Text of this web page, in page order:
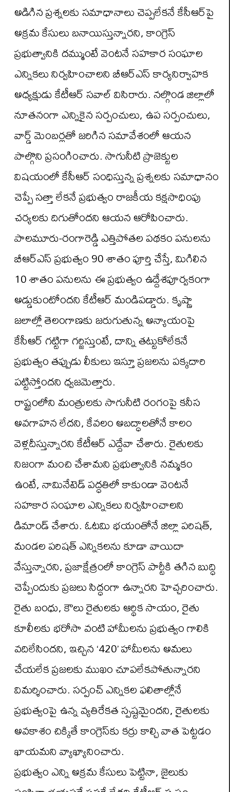
అడిగిన ప్రశ్నలకు సమాధానాలు చెప్పలేకనే కేసీఆర్‌పై
అక్రమ కేసులు బనాయిస్తున్నారని, కాంగ్రెస్
ప్రభుత్వానికి దమ్ముంటే వెంటనే సహకార సంఘాల
ఎన్నికలు నిర్వహించాలని బీఆర్ఎస్ కార్యనిర్వాహక
అధ్యక్షుడు కేటీఆర్ సవాల్ విసిరారు. నల్గొండ జిల్లాలో
నూతనంగా ఎన్నికైన సర్పంచులు, ఉప సర్పంచులు,
వార్డ్ మెంబర్లతో జరిగిన సమావేశంలో ఆయన
పాల్గొని ప్రసంగించారు. సాగునీటి ప్రాజెక్టుల
విషయంలో కేసీఆర్ సంధిస్తున్న ప్రశ్నలకు సమాధానం
చెప్పే సత్తా లేకనే ప్రభుత్వం రాజకీయ కక్షసాధింపు
చర్యలకు దిగుతోందని ఆయన ఆరోపించారు.
పాలమూరు-రంగారెడ్డి ఎత్తిపోతల పథకం పనులను
బీఆర్ఎస్ ప్రభుత్వం 90 శాతం పూర్తి చేస్తే, మిగిలిన
10 శాతం పనులను ఈ ప్రభుత్వం ఉద్దేశపూర్వకంగా
అడ్డుకుంటోందని కేటీఆర్ మండిపడ్డారు. కృష్ణా
జలాల్లో తెలంగాణకు జరుగుతున్న అన్యాయంపై
కేసీఆర్ గట్టిగా గర్జిస్తుంటే, దాన్ని తట్టుకోలేకనే
ప్రభుత్వం తప్పుడు లీకులు ఇస్తూ ప్రజలను పక్కదారి
పట్టిస్తోందని ధ్వజమెత్తారు.
రాష్ట్రంలోని మంత్రులకు సాగునీటి రంగంపై కనీస
అవగాహన లేదని, కేవలం అబద్ధాలతోనే కాలం
వెళ్లదీస్తున్నారని కేటీఆర్ ఎద్దేవా చేశారు. రైతులకు
నిజంగా మంచి చేశామని ప్రభుత్వానికి నమ్మకం
ఉంటే, నామినేటెడ్ పద్ధతిలో కాకుండా వెంటనే
సహకార సంఘాల ఎన్నికలు నిర్వహించాలని
డిమాండ్ చేశారు. ఓటమి భయంతోనే జిల్లా పరిషత్,
మండల పరిషత్ ఎన్నికలను కూడా వాయిదా
వేస్తున్నారని, ప్రజాక్షేత్రంలో కాంగ్రెస్ పార్టీకి తగిన బుద్ధి
చెప్పేందుకు ప్రజలు సిద్ధంగా ఉన్నారని హెచ్చరించారు.
రైతు బంధు, కౌలు రైతులకు ఆర్థిక సాయం, రైతు
కూలీలకు భరోసా వంటి హామీలను ప్రభుత్వం గాలికి
వదిలేసిందని, ఇచ్చిన ‘420’ హామీలను అమలు
చేయలేక ప్రజలకు ముఖం చూపలేకపోతున్నారని
విమర్శించారు. సర్పంచ్ ఎన్నికల ఫలితాల్లోనే
ప్రభుత్వంపై ఉన్న వ్యతిరేకత స్పష్టమైందని, రైతులకు
అవకాశం చిక్కితే కాంగ్రెస్‌కు కర్రు కాల్చి వాత పెట్టడం
ఖాయమని వ్యాఖ్యానించారు.
ప్రభుత్వం ఎన్ని అక్రమ కేసులు పెట్టినా, జైలుకు